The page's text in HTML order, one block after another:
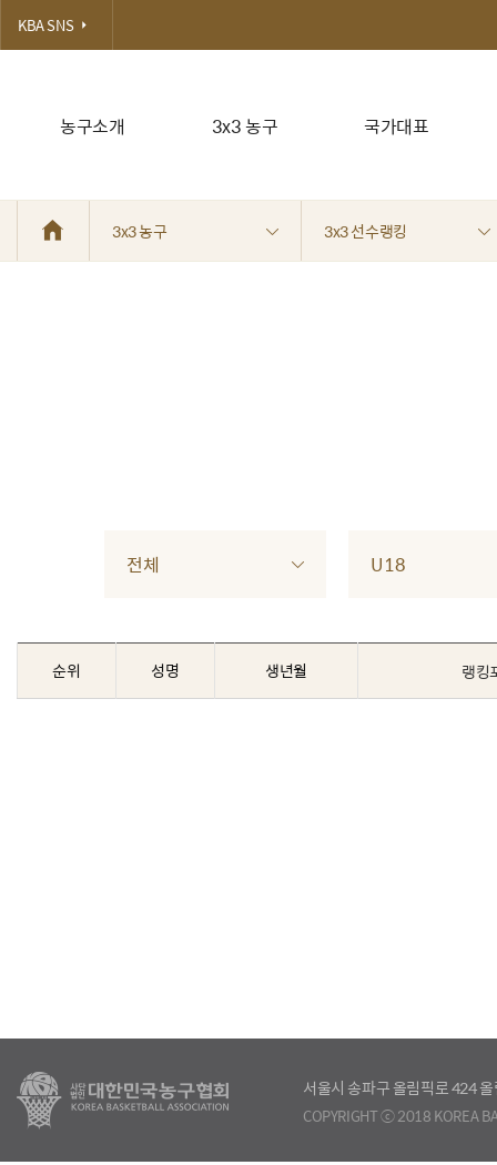
농구소개 3x3 농구 국가대표
KBA SNS
3x3 농구 3x3 선수랭킹
전체 U18
순위 성명 생년월 랭킹
서울시 송파구 올림픽로 424
COPYRIGHT ⓒ 2018 KOREA